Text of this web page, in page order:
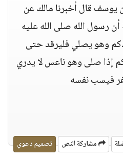
يوسف قال أخبرنا مالك عن
رسول الله صلى الله عليه
وهو يصلي فليرقد حتى
إذا صلى وهو ناعس لا يدري
فيسب نفسه
مشاركة النص تصميم دعوي